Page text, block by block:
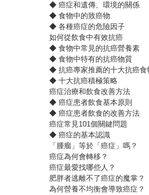
◆ 癌症和遺傳、環境的關係
◆ 食物中的致癌物
◆ 各種癌症的危險因子
如何從飲食中有效抗癌
◆ 食物中常見的抗癌營養素
◆ 食物中特有的抗癌物質
◆ 抗癌專家推薦的十大抗癌食
◆ 十大抗癌積極策略
癌症治療和飲食改善方法
◆ 癌症患者飲食基本原則
◆ 癌症患者飲食的改善方法
癌症常見101個關鍵問題
◆ 癌症的基本認識
「腫瘤」等於「癌症」嗎？
癌症為何會轉移？
癌症最愛找哪些人？
肥胖者逃離不了癌症的魔掌？
為何營養不均衡會導致癌症？